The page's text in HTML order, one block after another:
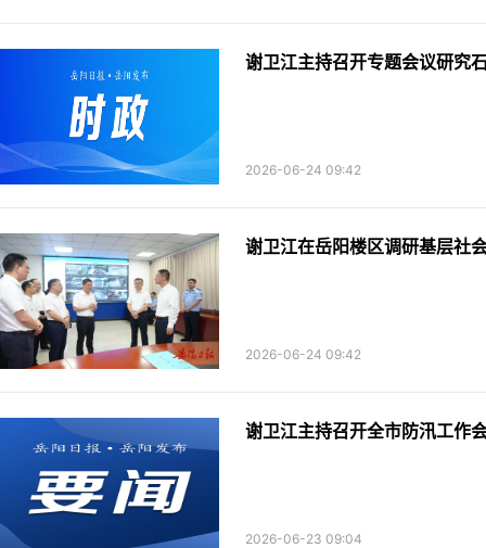
谢卫江主持召开专题会议研究
2026-06-24 09:42
谢卫江在岳阳楼区调研基层社
2026-06-24 09:42
谢卫江主持召开全市防汛工作
2026-06-23 09:04